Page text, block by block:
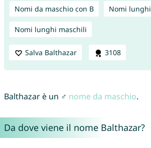
Nomi da maschio con B Nomi lunghi
Nomi lunghi maschili
Salva Balthazar 3108
Balthazar è un ♂ nome da maschio.
Da dove viene il nome Balthazar?